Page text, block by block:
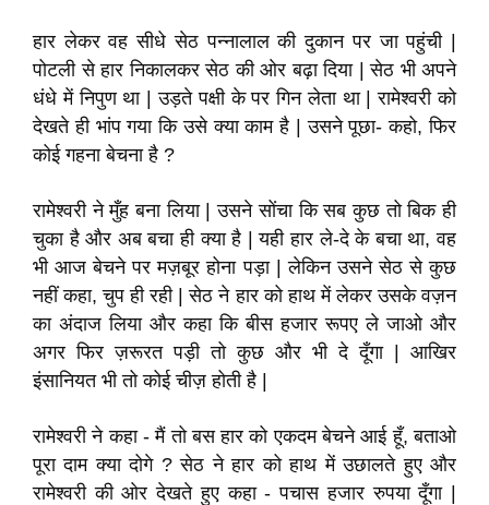
हार लेकर वह सीधे सेठ पन्नालाल की दुकान पर जा पहुंची |
पोटली से हार निकालकर सेठ की ओर बढ़ा दिया | सेठ भी अपने
धंधे में निपुण था | उड़ते पक्षी के पर गिन लेता था | रामेश्वरी को
देखते ही भांप गया कि उसे क्या काम है | उसने पूछा- कहो, फिर
कोई गहना बेचना है ?
रामेश्वरी ने मुँह बना लिया | उसने सोंचा कि सब कुछ तो बिक ही
चुका है और अब बचा ही क्या है | यही हार ले-दे के बचा था, वह
भी आज बेचने पर मज़बूर होना पड़ा | लेकिन उसने सेठ से कुछ
नहीं कहा, चुप ही रही | सेठ ने हार को हाथ में लेकर उसके वज़न
का अंदाज लिया और कहा कि बीस हजार रूपए ले जाओ और
अगर फिर ज़रूरत पड़ी तो कुछ और भी दे दूँगा | आखिर
इंसानियत भी तो कोई चीज़ होती है |
रामेश्वरी ने कहा - मैं तो बस हार को एकदम बेचने आई हूँ, बताओ
पूरा दाम क्या दोगे ? सेठ ने हार को हाथ में उछालते हुए और
रामेश्वरी की ओर देखते हुए कहा - पचास हजार रुपया दूँगा |